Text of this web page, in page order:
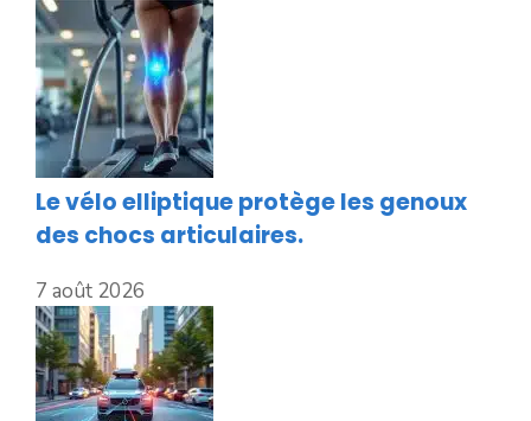
Le vélo elliptique protège les genoux
des chocs articulaires.
7 août 2026